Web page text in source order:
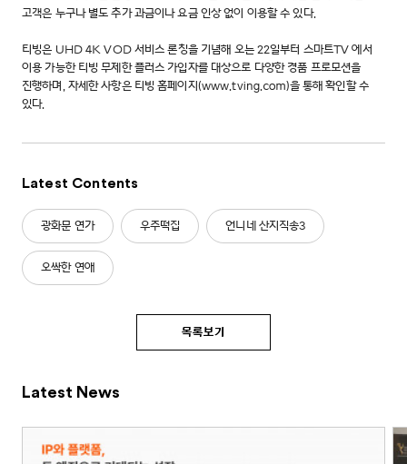
고객은 누구나 별도 추가 과금이나 요금 인상 없이 이용할 수 있다.
티빙은 UHD 4K VOD 서비스 론칭을 기념해 오는 22일부터 스마트TV에서
이용 가능한 티빙 무제한 플러스 가입자를 대상으로 다양한 경품 프로모션을
진행하며, 자세한 사항은 티빙 홈페이지(www.tving.com)을 통해 확인할 수
있다.
Latest Contents
광화문 연가 우주떡집 언니네 산지직송3
오싹한 연애
목록보기
Latest News